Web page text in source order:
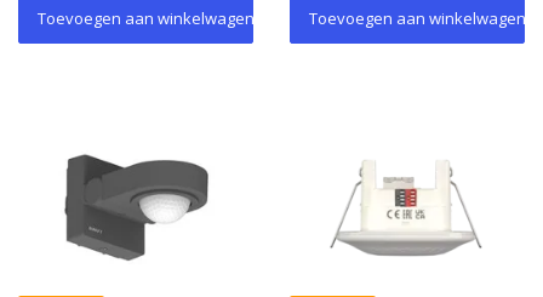
Toevoegen aan winkelwagen Toevoegen aan winkelwagen